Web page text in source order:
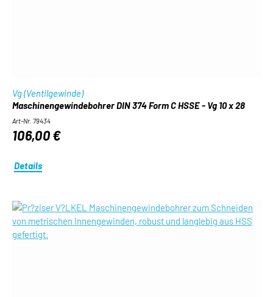
Vg (Ventilgewinde)
Maschinengewindebohrer DIN 374 Form C HSSE - Vg 10 x 28
Art-Nr. 79434
106,00 €
Details